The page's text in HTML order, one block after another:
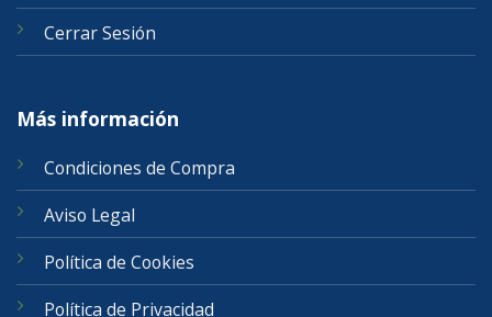
Cerrar Sesión
Más información
Condiciones de Compra
Aviso Legal
Política de Cookies
Política de Privacidad